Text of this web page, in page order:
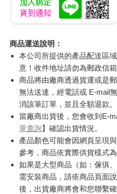
商品運送說明：
本公司所提供的產品配送區
意！收件地址請勿為郵政信箱
商品將由廠商透過貨運或是
無法送達，經電話或 E-mail
消該筆訂單，並且全額退款。
當廠商出貨後，您會收到E-
單查詢】確認出貨情況。
產品顏色可能會因網頁呈現
參考，商品依實際供貨樣式為
如果是大型商品（如：傢俱
需安裝商品，請依商品頁面
後，出貨廠商將會和您聯繫